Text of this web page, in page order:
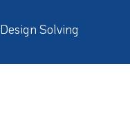
Design Solving